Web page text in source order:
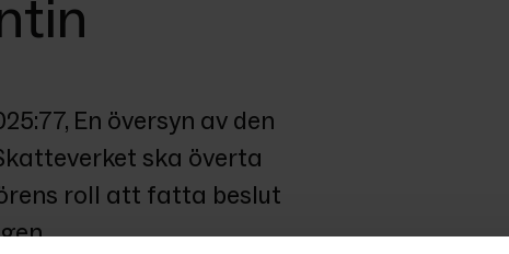
En översyn av den
ska överta
roll att fatta beslut